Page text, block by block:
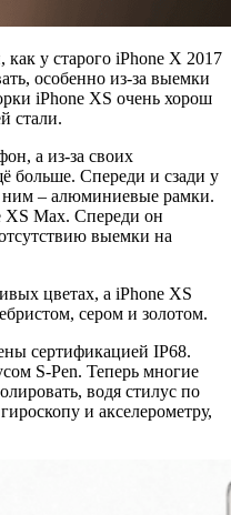
у старого iPhone X 2017
особенно из-за выемки
iPhone XS очень хорош
стали.
а из-за своих
больше. Спереди и сзади у
ним – алюминиевые рамки.
XS Max. Спереди он
выемки на
цветах, а iPhone XS
сером и золотом.
сертификацией IP68.
S-Pen. Теперь многие
водя стилус по
и акселерометру,